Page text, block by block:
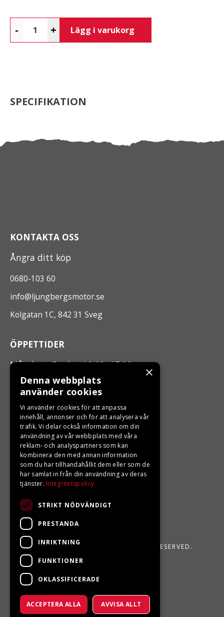
- + Lägg i varukorg
SPECIFIKATION
KONTAKTA OSS
Ångra ditt köp
0680-103 60
info@ljungbergsmotor.se
Kolgatan 1C, 842 31 Sveg
ÖPPETTIDER
Måndag - Fredag 10.00 -17.00
LJUNGBERGS MOTOR
Din BRP återförsäljare i Sveg!
LJUNGBERGS MOTOR 2026. ALL RIGHTS RESERVED.
POWERED BY EMPORI CMS
×
Denna webbplats
använder cookies
Vi använder cookies för att anpassa
innehåll, annonser och för att analysera vår
trafik. Vi delar också information om din
användning av vår webbplats med våra
reklam- och analyspartners som kan
kombinera den med annan information
som du har tillhandahållit dem eller som de
har samlat in från din användning av deras
tjänster. Integritetspolicy
STRIKT NÖDVÄNDIGT
PRESTANDA
INRIKTNING
FUNKTIONER
OKLASSIFICERADE
ACCEPTERA ALLA AVVISA ALLT